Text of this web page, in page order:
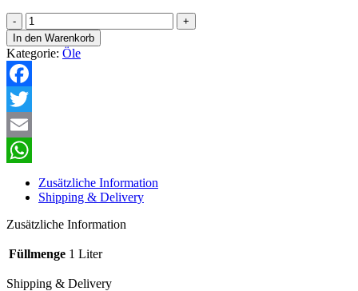
Olivenöl
(aus
Griechenland)
Menge
In den Warenkorb
Kategorie: Öle
Facebook
Twitter
Email
WhatsApp
Zusätzliche Information
Shipping & Delivery
Zusätzliche Information
Füllmenge 1 Liter
Shipping & Delivery